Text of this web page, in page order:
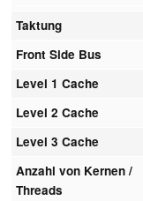
Taktung
Front Side Bus
Level 1 Cache
Level 2 Cache
Level 3 Cache
Anzahl von Kernen /
Threads